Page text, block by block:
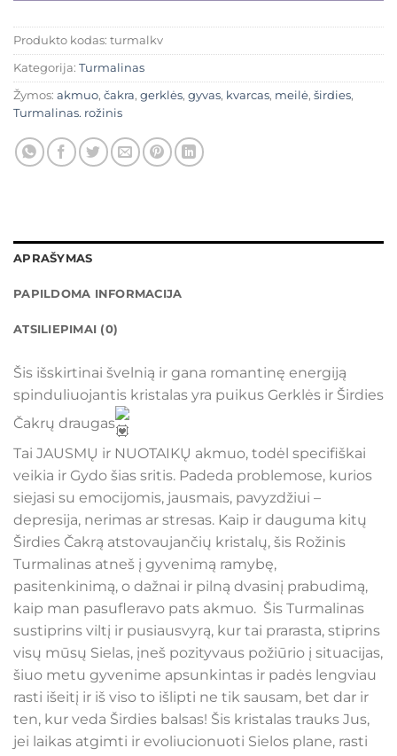
Produkto kodas: turmalkv
Kategorija: Turmalinas
Žymos: akmuo, čakra, gerklės, gyvas, kvarcas, meilė, širdies,
Turmalinas. rožinis
APRAŠYMAS
PAPILDOMA INFORMACIJA
ATSILIEPIMAI (0)
Šis išskirtinai švelnią ir gana romantinę energiją
spinduliuojantis kristalas yra puikus Gerklės ir Širdies
Čakrų draugas
Tai JAUSMŲ ir NUOTAIKŲ akmuo, todėl specifiškai
veikia ir Gydo šias sritis. Padeda problemose, kurios
siejasi su emocijomis, jausmais, pavyzdžiui –
depresija, nerimas ar stresas. Kaip ir dauguma kitų
Širdies Čakrą atstovaujančių kristalų, šis Rožinis
Turmalinas atneš į gyvenimą ramybę,
pasitenkinimą, o dažnai ir pilną dvasinį prabudimą,
kaip man pasufleravo pats akmuo. Šis Turmalinas
sustiprins viltį ir pusiausvyrą, kur tai prarasta, stiprins
visų mūsų Sielas, įneš pozityvaus požiūrio į situacijas,
šiuo metu gyvenime apsunkintas ir padės lengviau
rasti išeitį ir iš viso to išlipti ne tik sausam, bet dar ir
ten, kur veda Širdies balsas! Šis kristalas trauks Jus,
jei laikas atgimti ir evoliucionuoti Sielos plane, rasti